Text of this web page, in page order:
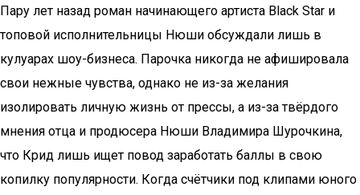
Пару лет назад роман начинающего артиста Black Star и
топовой исполнительницы Нюши обсуждали лишь в
кулуарах шоу-бизнеса. Парочка никогда не афишировала
свои нежные чувства, однако не из-за желания
изолировать личную жизнь от прессы, а из-за твёрдого
мнения отца и продюсера Нюши Владимира Шурочкина,
что Крид лишь ищет повод заработать баллы в свою
копилку популярности. Когда счётчики под клипами юного